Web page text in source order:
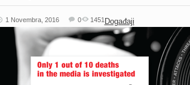
1 Novembra, 2016 Događaji
0 1451